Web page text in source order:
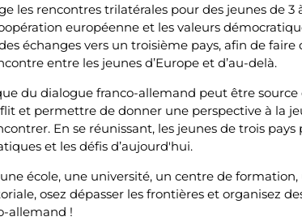
les rencontres trilatérales pour des jeunes de 3
européenne et les valeurs
échanges vers un troisième pays, afin de
entre les jeunes d’Europe et d’au-delà.
du dialogue franco-allemand peut être source
et permettre de donner une perspective à la
En se réunissant, les jeunes de trois
et les défis d’aujourd'hui.
école, une université, un centre de
osez dépasser les frontières et organisez
allemand !